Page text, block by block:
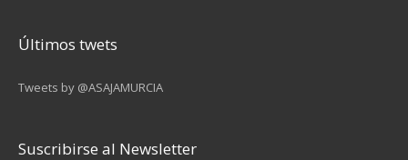
Últimos twets
Tweets by @ASAJAMURCIA
Suscribirse al Newsletter